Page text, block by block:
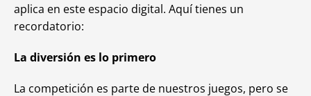
aplica en este espacio digital. Aquí tienes un
recordatorio:
La diversión es lo primero
La competición es parte de nuestros juegos, pero se